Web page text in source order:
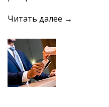
Читать далее →